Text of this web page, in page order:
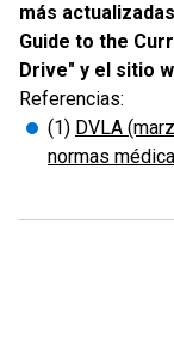
más
Guide to the
Drive" y el sitio
Referencias:
(1) DVLA
normas